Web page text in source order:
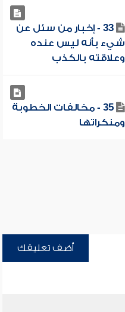
33 - إخبار من سئل عن
شيء بأنه ليس عنده
وعلاقته بالكذب
35 - مخالفات الخطوبة
ومنكراتها
أضف تعليقك